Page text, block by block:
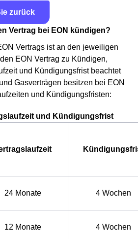
zurück
Vertrag bei EON kündigen?
Vertrags ist an den jeweiligen
EON Vertrag zu Kündigen,
und Kündigungsfrist beachtet
Gasverträgen besitzen bei EON
und Kündigungsfristen:
und Kündigungsfrist
24 Monate 4 Wochen
12 Monate 4 Wochen